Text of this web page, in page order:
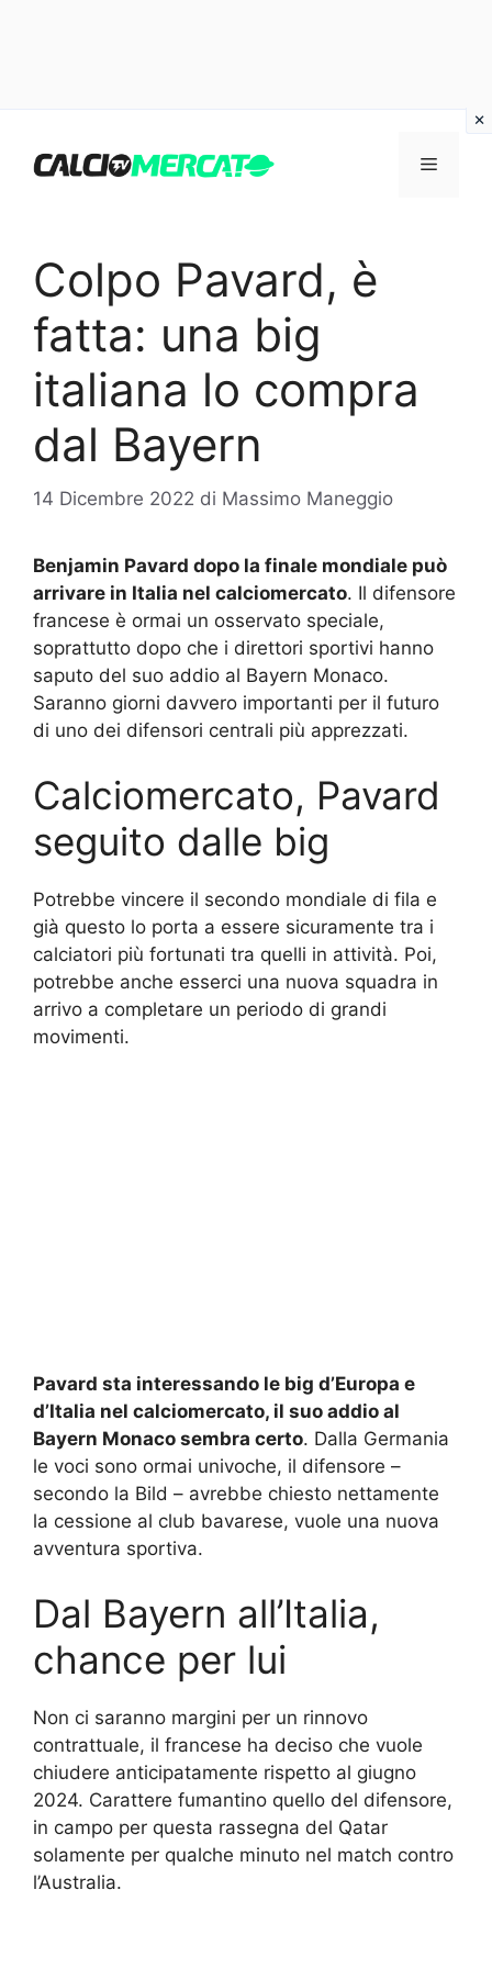
contenuto
Menu
Colpo Pavard, è
fatta: una big
italiana lo compra
dal Bayern
14 Dicembre 2022 di Massimo Maneggio
Benjamin Pavard dopo la finale mondiale può
arrivare in Italia nel calciomercato. Il difensore
francese è ormai un osservato speciale,
soprattutto dopo che i direttori sportivi hanno
saputo del suo addio al Bayern Monaco.
Saranno giorni davvero importanti per il futuro
di uno dei difensori centrali più apprezzati.
Calciomercato, Pavard
seguito dalle big
Potrebbe vincere il secondo mondiale di fila e
già questo lo porta a essere sicuramente tra i
calciatori più fortunati tra quelli in attività. Poi,
potrebbe anche esserci una nuova squadra in
arrivo a completare un periodo di grandi
movimenti.
Pavard sta interessando le big d’Europa e
d’Italia nel calciomercato, il suo addio al
Bayern Monaco sembra certo. Dalla Germania
le voci sono ormai univoche, il difensore –
secondo la Bild – avrebbe chiesto nettamente
la cessione al club bavarese, vuole una nuova
avventura sportiva.
Dal Bayern all’Italia,
chance per lui
Non ci saranno margini per un rinnovo
contrattuale, il francese ha deciso che vuole
chiudere anticipatamente rispetto al giugno
2024. Carattere fumantino quello del difensore,
in campo per questa rassegna del Qatar
solamente per qualche minuto nel match contro
l’Australia.